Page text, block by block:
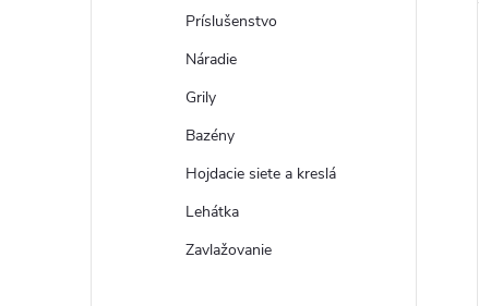
Príslušenstvo
Náradie
Grily
Bazény
Hojdacie siete a kreslá
Lehátka
Zavlažovanie